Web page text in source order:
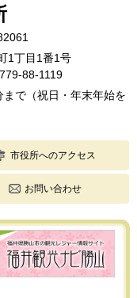
1丁目1番1号
88-1119
で（祝日・年末年始を
市役所へのアクセス
お問い合わせ